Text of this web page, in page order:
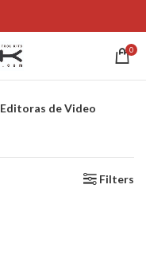
0
Editoras de Video
Filters